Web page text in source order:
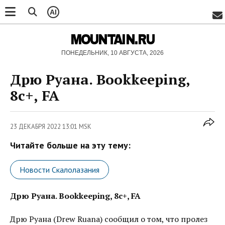
AI
MOUNTAIN.RU
ПОНЕДЕЛЬНИК, 10 АВГУСТА, 2026
Дрю Руана. Bookkeeping,
8c+, FA
23 ДЕКАБРЯ 2022 13:01 MSK
Читайте больше на эту тему:
Новости Скалолазания
Дрю Руана. Bookkeeping, 8c+, FA
Дрю Руана (Drew Ruana) сообщил о том, что пролез